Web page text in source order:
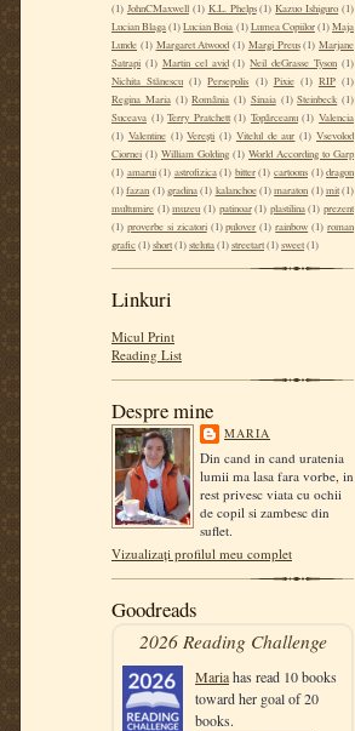
(1) JohnCMaxwell (1) K.L. Phelps (1) Kazuo Ishiguro (1)
Lucian Blaga(1)Lucian Boia (1)Lumea Copiilor(1)Maja
Lunde (1) Margaret Atwood (1) Margi Preus (1) Marjane
Satrapi (1) Martin cel avid (1) Neil deGrasse Tyson (1)
Nichita Stănescu (1) Persepolis (1) Pixie (1) RIP (1)
Regina Maria (1) România (1) Sinaia (1) Steinbeck (1)
Suceava (1) Terry Pratchett (1) Topârceanu (1) Valencia
(1) Valentine (1) Verești (1) Vitelul de aur (1) Vsevolod
Ciornei (1) William Golding (1) World According to Garp
(1) amarui (1) astrofizica (1) bitter (1) cartoons (1) dragon
(1)fazan (1)gradina(1) kalanchoe (1)maraton (1) mit(1)
multumire (1) muzeu (1) patinoar (1) plastilina (1) prezent
(1) proverbe si zicatori (1) pulover (1) rainbow (1) roman
grafic(1)short(1)steluta(1)streetart(1)sweet(1)
Linkuri
Micul Print
Reading List
Despre mine
MARIA
Din cand in cand uratenia
lumii ma lasa fara vorbe, in
rest privesc viata cu ochii
de copil si zambesc din
suflet.
Vizualizați profilul meu complet
Goodreads
2026 Reading Challenge
Mariahas read 10 books
toward her goal of 20
books.